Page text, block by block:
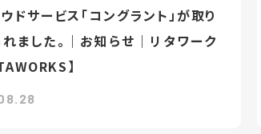
ドサービス「コングラント」が取り
ました。｜お知らせ｜リタワーク
】